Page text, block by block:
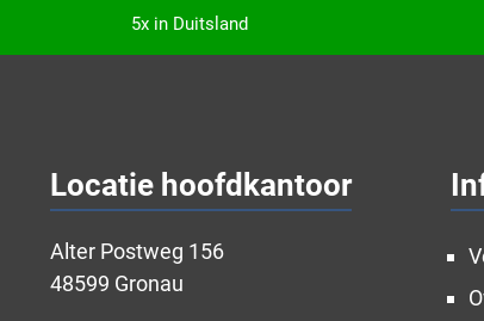
5x in Duitsland
Locatie hoofdkantoor
Alter Postweg 156
48599 Gronau